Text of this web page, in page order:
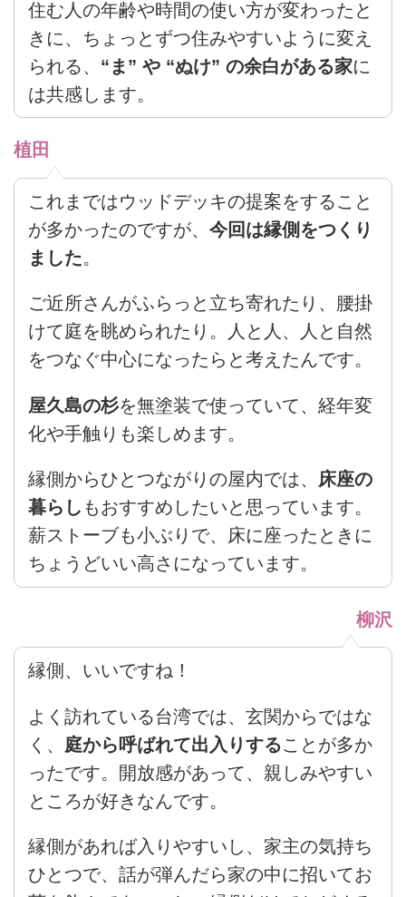
住む人の年齢や時間の使い方が変わったと
きに、ちょっとずつ住みやすいように変え
られる、 “ま” や “ぬけ” の余白がある家に
は共感します。
植田
これまではウッドデッキの提案をすること
が多かったのですが、 今回は縁側をつくり
ました。
ご近所さんがふらっと立ち寄れたり、腰掛
けて庭を眺められたり。人と人、人と自然
をつなぐ中心になったらと考えたんです。
屋久島の杉を無塗装で使っていて、経年変
化や手触りも楽しめます。
縁側からひとつながりの屋内では、
床座の
暮らし もおすすめしたいと思っています。
薪ストーブも小ぶりで、床に座ったときに
ちょうどいい高さになっています。
柳沢
縁側、いいですね！
よく訪れている台湾では、玄関からではな
く、
庭から呼ばれて出入りすることが多か
ったです。開放感があって、親しみやすい
ところが好きなんです。
縁側があれば入りやすいし、家主の気持ち
ひとつで、話が弾んだら家の中に招いてお